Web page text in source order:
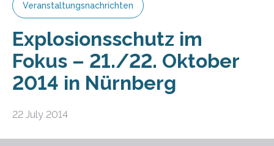
Veranstaltungsnachrichten
Explosionsschutz im
Fokus – 21./22. Oktober
2014 in Nürnberg
22 July 2014